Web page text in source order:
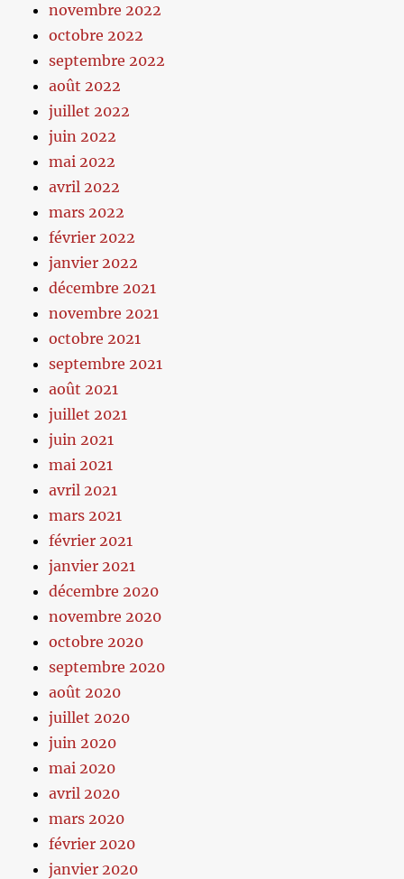
novembre 2022
octobre 2022
septembre 2022
août 2022
juillet 2022
juin 2022
mai 2022
avril 2022
mars 2022
février 2022
janvier 2022
décembre 2021
novembre 2021
octobre 2021
septembre 2021
août 2021
juillet 2021
juin 2021
mai 2021
avril 2021
mars 2021
février 2021
janvier 2021
décembre 2020
novembre 2020
octobre 2020
septembre 2020
août 2020
juillet 2020
juin 2020
mai 2020
avril 2020
mars 2020
février 2020
janvier 2020